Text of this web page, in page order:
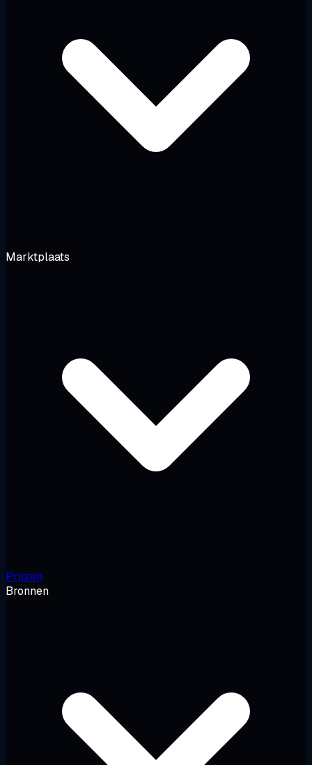
Marktplaats
Prijzen
Bronnen